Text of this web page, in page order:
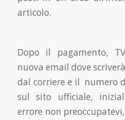
articolo.
Dopo il pagamento,
nuova email dove
dal corriere e il numero
sul sito ufficiale,
errore non